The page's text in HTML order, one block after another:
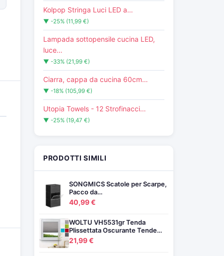
Kolpop Stringa Luci LED a…
▼ -25% (11,99 €)
Lampada sottopensile cucina LED,
luce…
▼ -33% (21,99 €)
Ciarra, cappa da cucina 60cm…
▼ -18% (105,99 €)
Utopia Towels - 12 Strofinacci…
▼ -25% (19,47 €)
PRODOTTI SIMILI
SONGMICS Scatole per Scarpe,
Pacco da…
40,99 €
WOLTU VH5531gr Tenda
Plissettata Oscurante Tende…
21,99 €